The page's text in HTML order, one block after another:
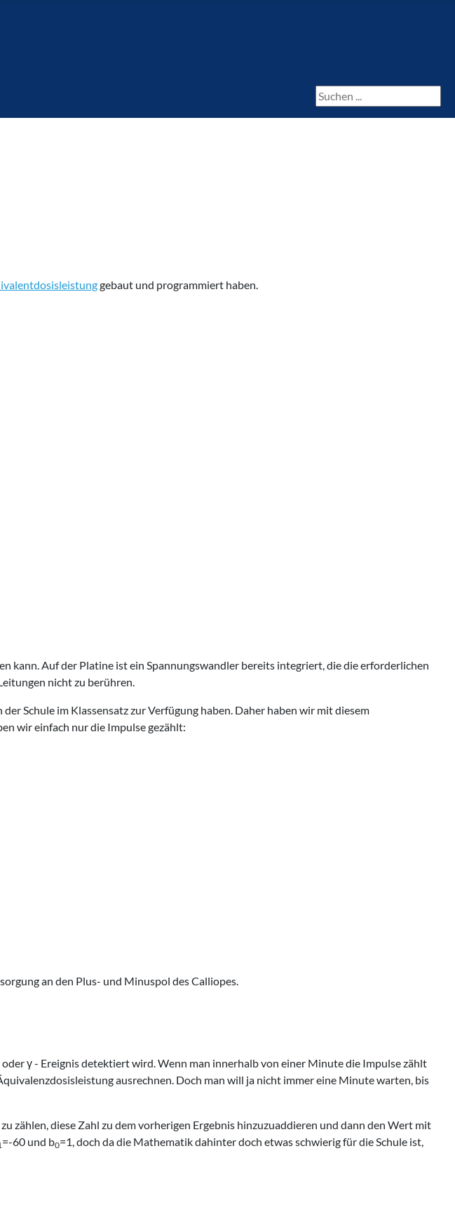
Seite durchsuchen
gebaut und programmiert haben.
kann. Auf der Platine ist ein Spannungswandler bereits integriert, die die erforderlichen
nicht zu berühren.
Schule im Klassensatz zur Verfügung haben. Daher haben wir mit diesem
wir einfach nur die Impulse gezählt:
an den Plus- und Minuspol des Calliopes.
γ - Ereignis detektiert wird. Wenn man innerhalb von einer Minute die Impulse zählt
ausrechnen. Doch man will ja nicht immer eine Minute warten, bis
zählen, diese Zahl zu dem vorherigen Ergebnis hinzuzuaddieren und dann den Wert mit
=-60 und b0=1, doch da die Mathematik dahinter doch etwas schwierig für die Schule ist,